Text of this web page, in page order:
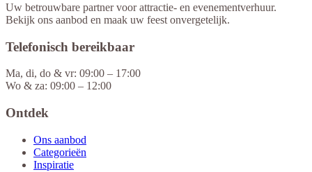
Uw betrouwbare partner voor attractie- en evenementverhuur.
Bekijk ons aanbod en maak uw feest onvergetelijk.
Telefonisch bereikbaar
Ma, di, do & vr: 09:00 – 17:00
Wo & za: 09:00 – 12:00
Ontdek
Ons aanbod
Categorieën
Inspiratie